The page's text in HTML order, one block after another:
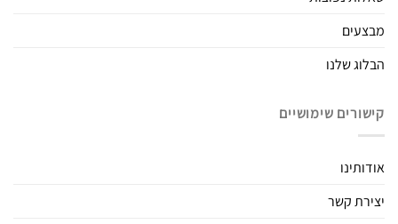
מבצעים
הבלוג שלנו
קישורים שימושיים
אודותינו
יצירת קשר